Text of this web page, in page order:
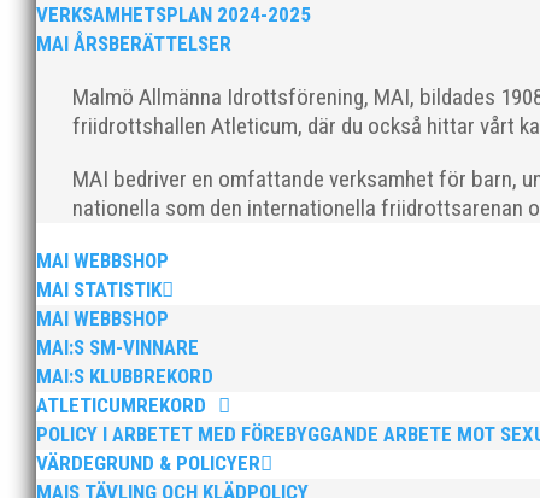
VERKSAMHETSPLAN 2024-2025
MAI ÅRSBERÄTTELSER
Malmö Allmänna Idrottsförening, MAI, bildades
friidrottshallen Atleticum, där du också hittar vårt
MAI bedriver en omfattande verksamhet för barn,
nationella som den internationella friidrottsarenan
MAI WEBBSHOP
MAI STATISTIK
MAI WEBBSHOP
MAI:S SM-VINNARE
MAI:S KLUBBREKORD
ATLETICUMREKORD
POLICY I ARBETET MED FÖREBYGGANDE ARBETE MOT
VÄRDEGRUND & POLICYER
MAIS TÄVLING OCH KLÄDPOLICY
MAI Klubbkväll 8 okt – MAI bjöd in alla friidrottare
Sprinterdrottningen Julia Henriksson vann dubbla
firade stora triumfer. Wictor Petersson plockade